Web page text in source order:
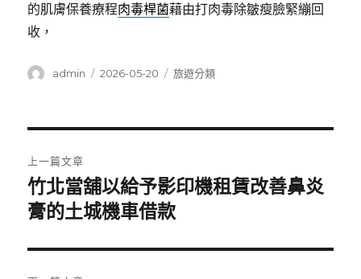
的肌膚保養療程肉毒桿菌藉由打肉毒除皺瘦臉緊繃回
收，
作
admin
發
2026-05-20
分
旅遊分類
章
導
覽
上一篇文章
上
一
文
章:
竹北當舖以給予影印機租賃改善鼻炎
膏的土城機車借款